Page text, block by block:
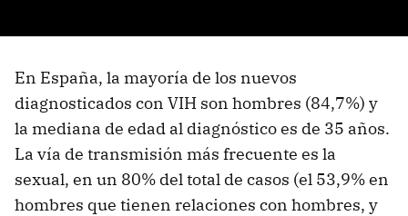
En España, la mayoría de los nuevos
diagnosticados con VIH son hombres (84,7%) y
la mediana de edad al diagnóstico es de 35 años.
La vía de transmisión más frecuente es la
sexual, en un 80% del total de casos (el 53,9% en
hombres que tienen relaciones con hombres, y